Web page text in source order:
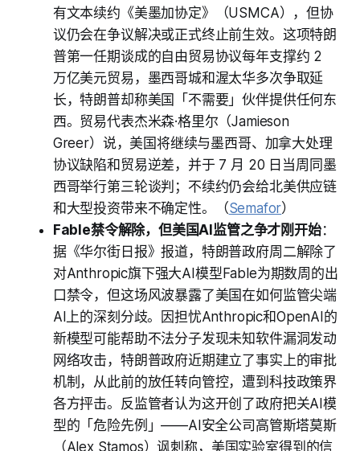
有文本续约《美墨加协定》（USMCA），但协
议仍会在争议解决或正式终止前生效。这项特朗
普第一任期谈成的自由贸易协议每年支撑约 2
万亿美元贸易，墨西哥城和渥太华多次争取延
长，特朗普却称美国「不需要」伙伴提供任何东
西。贸易代表杰米森·格里尔（Jamieson
Greer）说，美国将继续与墨西哥、加拿大处理
协议缺陷和贸易逆差，并于 7 月 20 日当周同墨
西哥举行第三轮谈判；不续约仍会给北美供应链
和大型投资带来不确定性。（Semafor）
Fable禁令解除，但美国AI监管之争才刚开始：
据《华尔街日报》报道，特朗普政府周二解除了
对Anthropic旗下强大AI模型Fable为期数周的出
口禁令，但这场风波暴露了美国在如何监管尖端
AI上的深刻分歧。因担忧Anthropic和OpenAI的
新模型可能帮助不法分子发现未知软件漏洞发动
网络攻击，特朗普政府近期建立了事实上的审批
机制，从此前的放任转向管控，遭到科技政策界
各方抨击。反监管者认为这开创了政府把关AI模
型的「危险先例」——AI安全公司高管斯塔莫斯
（Alex Stamos）讽刺称，美国实验室得到的信